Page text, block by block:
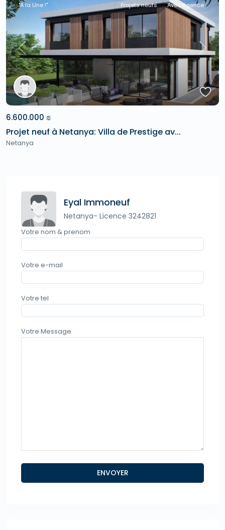
Previous Next
"A la Une !" Projets neufs Avec Agence
6.600.000 ₪
Projet neuf à Netanya: Villa de Prestige av...
Netanya
Eyal Immoneuf
Netanya- Licence 3242821
Votre nom & prenom
Votre e-mail
Votre tel
Votre Message